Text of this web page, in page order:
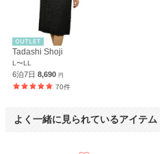
Tadashi Shoji
L〜LL
6泊7日 8,690 円
70件
よく一緒に見られているアイテム